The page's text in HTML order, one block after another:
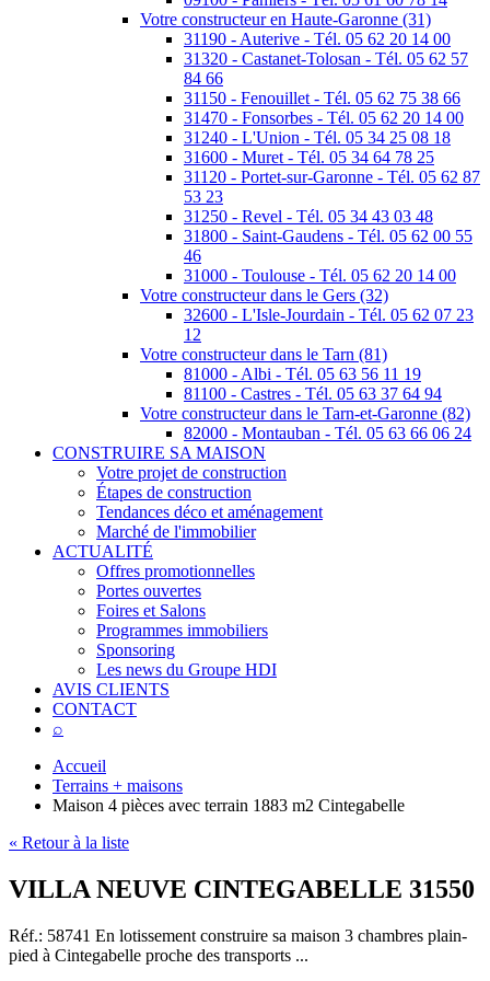
Votre constructeur en Haute-Garonne (31)
31190 - Auterive - Tél. 05 62 20 14 00
31320 - Castanet-Tolosan - Tél. 05 62 57
84 66
31150 - Fenouillet - Tél. 05 62 75 38 66
31470 - Fonsorbes - Tél. 05 62 20 14 00
31240 - L'Union - Tél. 05 34 25 08 18
31600 - Muret - Tél. 05 34 64 78 25
31120 - Portet-sur-Garonne - Tél. 05 62 87
53 23
31250 - Revel - Tél. 05 34 43 03 48
31800 - Saint-Gaudens - Tél. 05 62 00 55
46
31000 - Toulouse - Tél. 05 62 20 14 00
Votre constructeur dans le Gers (32)
32600 - L'Isle-Jourdain - Tél. 05 62 07 23
12
Votre constructeur dans le Tarn (81)
81000 - Albi - Tél. 05 63 56 11 19
81100 - Castres - Tél. 05 63 37 64 94
Votre constructeur dans le Tarn-et-Garonne (82)
82000 - Montauban - Tél. 05 63 66 06 24
CONSTRUIRE SA MAISON
Votre projet de construction
Étapes de construction
Tendances déco et aménagement
Marché de l'immobilier
ACTUALITÉ
Offres promotionnelles
Portes ouvertes
Foires et Salons
Programmes immobiliers
Sponsoring
Les news du Groupe HDI
AVIS CLIENTS
CONTACT
⌕
Accueil
Terrains + maisons
Maison 4 pièces avec terrain 1883 m2 Cintegabelle
« Retour à la liste
VILLA NEUVE CINTEGABELLE 31550
Réf.: 58741 En lotissement construire sa maison 3 chambres plain-
pied à Cintegabelle proche des transports ...